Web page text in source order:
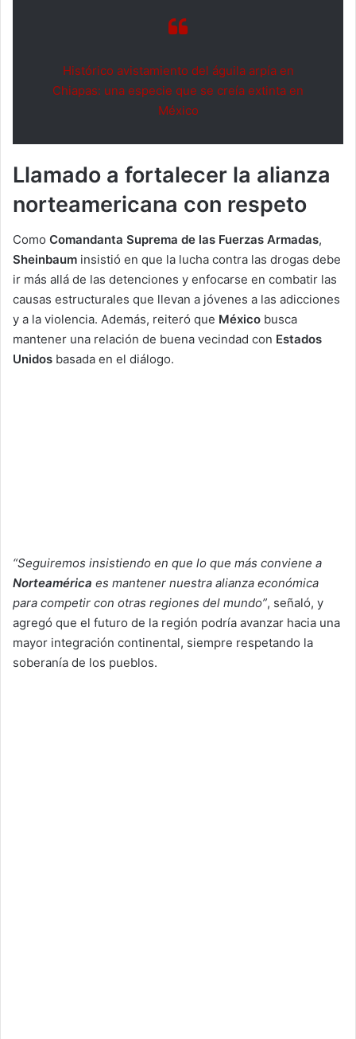
Histórico avistamiento del águila arpía en
Chiapas: una especie que se creía extinta en
México
Llamado a fortalecer la alianza
norteamericana con respeto
Como Comandanta Suprema de las Fuerzas Armadas,
Sheinbaum insistió en que la lucha contra las drogas debe
ir más allá de las detenciones y enfocarse en combatir las
causas estructurales que llevan a jóvenes a las adicciones
y a la violencia. Además, reiteró que México busca
mantener una relación de buena vecindad con Estados
Unidos basada en el diálogo.
“Seguiremos insistiendo en que lo que más conviene a
Norteamérica es mantener nuestra alianza económica
para competir con otras regiones del mundo”, señaló, y
agregó que el futuro de la región podría avanzar hacia una
mayor integración continental, siempre respetando la
soberanía de los pueblos.